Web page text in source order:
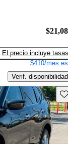
El precio incluye tasas
$410/mes
Verif. disponibilidad